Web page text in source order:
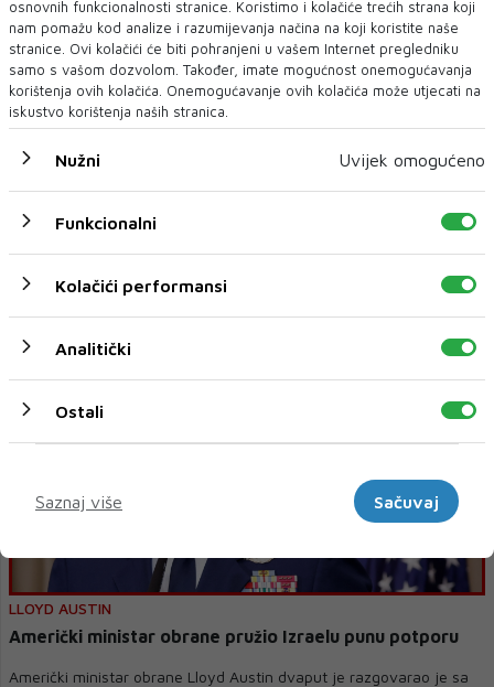
JOE BIDEN
LLOYD AUSTIN
Američki ministar obrane pružio Izraelu punu potporu
Američki ministar obrane Lloyd Austin dvaput je razgovarao je sa
osnovnih funkcionalnosti stranice. Koristimo i kolačiće trećih strana koji
nam pomažu kod analize i razumijevanja načina na koji koristite naše
stranice. Ovi kolačići će biti pohranjeni u vašem Internet pregledniku
samo s vašom dozvolom. Također, imate mogućnost onemogućavanja
korištenja ovih kolačića. Onemogućavanje ovih kolačića može utjecati na
iskustvo korištenja naših stranica.
Nužni Uvijek omogućeno
Funkcionalni
Kolačići performansi
Analitički
Ostali
Saznaj više
Sačuvaj